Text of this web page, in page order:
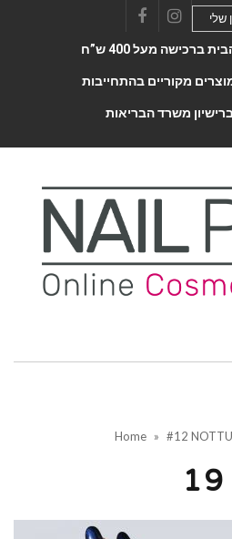
FacebookInstagram
שלי
מעל 400 ש”ח
מקוריים בהתחייבות
משרד הבריאות
Home » #12
19